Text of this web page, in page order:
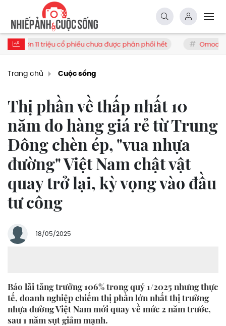
cổ phiếu chưa được phân phối hết Omoda & Jaecoo triển
Trang chủ Cuộc sống
Thị phần về thấp nhất 10
năm do hàng giá rẻ từ Trung
Đông chèn ép, "vua nhựa
đường" Việt Nam chật vật
quay trở lại, kỳ vọng vào đầu
tư công
18/05/2025
Báo lãi tăng trưởng 106% trong quý 1/2025 nhưng thực
tế, doanh nghiệp chiếm thị phần lớn nhất thị trường
nhựa đường Việt Nam mới quay về mức 2 năm trước,
sau 1 năm sụt giảm mạnh.